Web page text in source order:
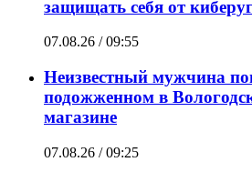
защищать себя от
07.08.26 / 09:55
Неизвестный мужчина
подожженном в
магазине
07.08.26 / 09:25